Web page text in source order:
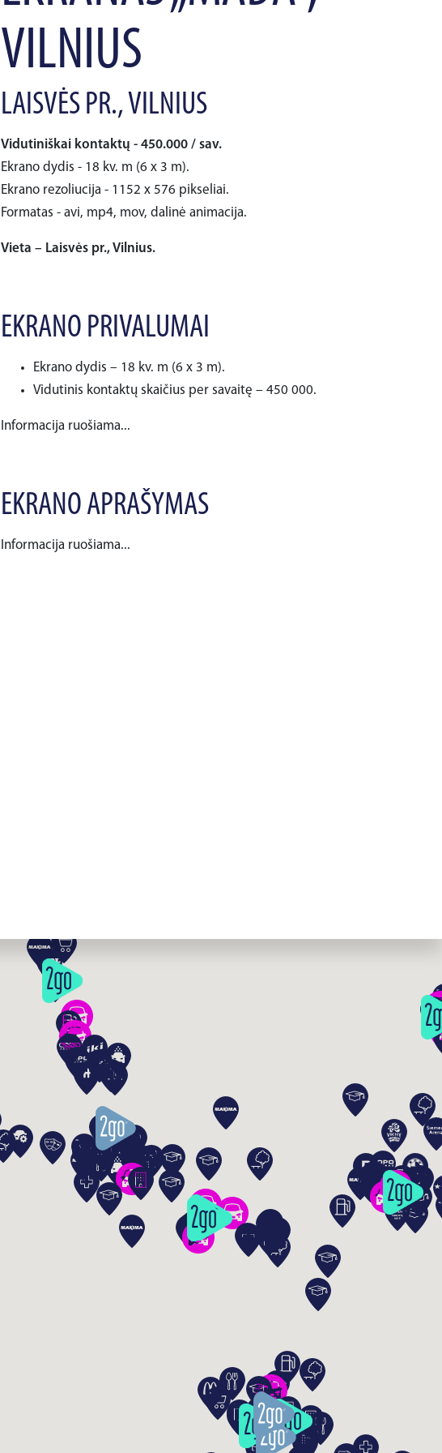
VILNIUS
LAISVĖS PR., VILNIUS
Vidutiniškai kontaktų - 450.000 / sav.
Ekrano dydis - 18 kv. m (6 x 3 m).
Ekrano rezoliucija - 1152 x 576 pikseliai.
Formatas - avi, mp4, mov, dalinė animacija.
Vieta – Laisvės pr., Vilnius.
EKRANO PRIVALUMAI
Ekrano dydis – 18 kv. m (6 x 3 m).
Vidutinis kontaktų skaičius per savaitę – 450 000.
Informacija ruošiama...
EKRANO APRAŠYMAS
Informacija ruošiama...